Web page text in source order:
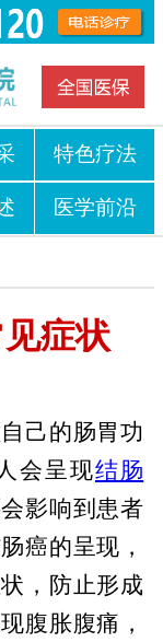
特色疗法
医学前沿
症状
己的肠胃功
会呈现结肠
影响到患者
癌的呈现，
，防止形成
腹胀腹痛，